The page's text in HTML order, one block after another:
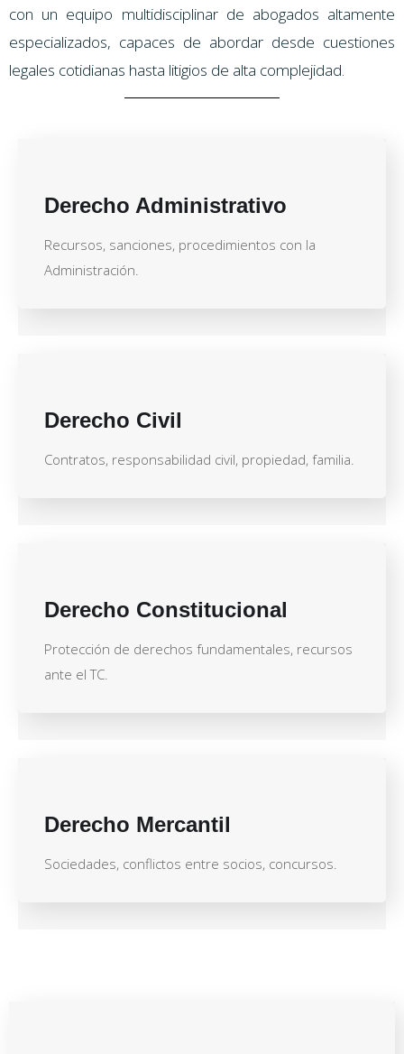
con un equipo multidisciplinar de abogados altamente
especializados, capaces de abordar desde cuestiones
legales cotidianas hasta litigios de alta complejidad.
Derecho Administrativo
Recursos, sanciones, procedimientos con la
Administración.
Derecho Civil
Contratos, responsabilidad civil, propiedad, familia.
Derecho Constitucional
Protección de derechos fundamentales, recursos
ante el TC.
Derecho Mercantil
Sociedades, conflictos entre socios, concursos.